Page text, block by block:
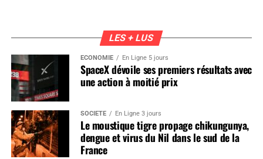
LES + LUS
ÉCONOMIE En Ligne 5 jours
SpaceX dévoile ses premiers résultats avec
une action à moitié prix
SOCIÉTÉ En Ligne 3 jours
Le moustique tigre propage chikungunya,
dengue et virus du Nil dans le sud de la
France